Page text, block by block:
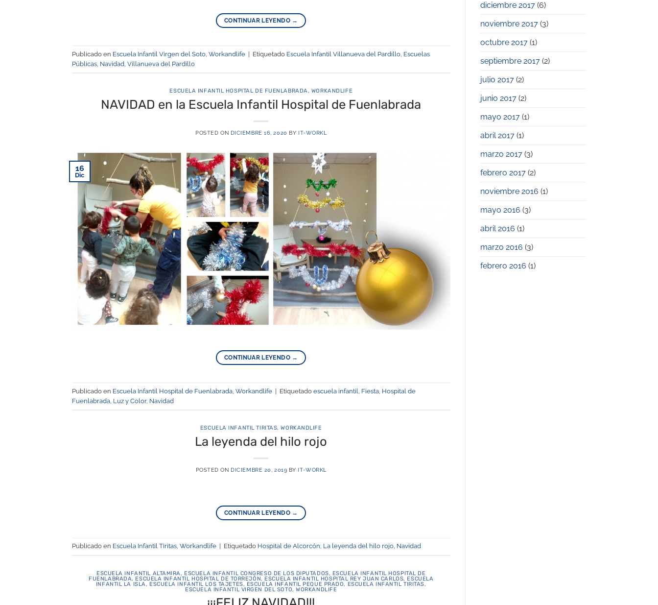
CONTINUAR LEYENDO →
Publicado en Escuela Infantil Virgen del Soto Workandlife | Etiquetado Escuela Infantil Villanueva del Pardillo Escuelas
Públicas Navidad Villanueva del Pardillo
ESCUELA INFANTIL HOSPITAL DE FUENLABRADA, WORKANDLIFE
NAVIDAD en la Escuela Infantil Hospital de Fuenlabrada
POSTED ON DICIEMBRE 16, 2020 BY IT-WORKL
16
Dic
CONTINUAR LEYENDO →
Publicado en Escuela Infantil Hospital de Fuenlabrada Workandlife | Etiquetado escuela infantil Fiesta Hospital de
Fuenlabrada Luz y Color, Navidad
ESCUELA INFANTIL TIRITAS,WORKANDLIFE
La leyenda del hilo rojo
POSTED ON DICIEMBRE 20, 2019 BY IT-WORKL
CONTINUAR LEYENDO →
Publicado en Escuela Infantil Tiritas, Workandlife Etiquetado Hospital de Alcorcón, La leyenda del hilo rojo, Navidad
ESCUELA INFANTIL ALTAMIRA, ESCUELA INFANTIL CONGRESO DE LOS DIPUTADOS, ESCUELA INFANTIL HOSPITAL DE
FUENLABRADA, ESCUELA INFANTIL HOSPITAL DE TORREJÓN, ESCUELA INFANTIL HOSPITAL REY JUAN CARLOS, ESCUELA
INFANTIL LA ISLA, ESCUELA INFANTIL LOS TAJETES, ESCUELA INFANTIL PEQUE PRADO, ESCUELA INFANTIL TIRITAS,
ESCUELA INFANTIL VIRGEN DEL SOTO,WORKANDLIFE
diciembre 2017(6)
noviembre 2017(3)
octubre 2017(1)
septiembre 2017(2)
julio 2017(2)
junio 2017(2)
mayo 2017(1)
abril 2017(1)
marzo 2017(3)
febrero 2017(2)
noviembre 2016 (1)
mayo 2016 (3)
abril 2016 (1)
marzo 2016 (3)
febrero 2016 (1)